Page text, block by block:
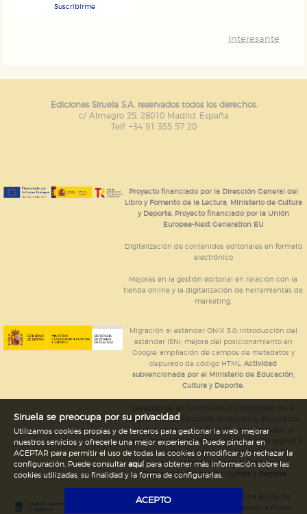
Suscribirme
Interesante
Ediciones Siruela S.A. reservados todos los derechos.
c/ Almagro 25. 28010 Madrid. España
Telf. +34 91 355 57 20
Proyecto financiado por la Dirección General del
Libro y Fomento de la Lectura, Ministerio de Cultura
y Deporte. Proyecto financiado por la Unión
Europea-Next Generation EU
Digitalización de contenidos editoriales en formato
electrónico
Mejoras en la gestión editorial en relación con la
tienda online y la digitalización de herramientas de
marketing.
Migración al estándar ONIX 3.0; introducción del
estándar ISNI; mejora del posicionamiento en
Google; ampliación de campos de metadatos y
depurado de código HTML.Actividad
subvencionada por el Ministerio de Educación,
Cultura y Deporte.
página web de ediciones Siruela para dispositivos
móviles en todos sus formatos para impulsar la
comercialización de contenidos culturales legales e
implementación de los recursos tecnológicos
necesarios.Actividad subvencionada por el
Ministerio de Educación, Cultura y Deporte.
Ediciones Siruela ha percibido una ayuda del
Siruela se preocupa por su privacidad
Utilizamos cookies propias y de terceros para gestionar la web, mejorar
nuestros servicios y ofrecerle una mejor experiencia. Puede pinchar en
ACEPTAR para permitir el uso de todas las cookies o modificar y/o rechazar la
configuración. Puede consultar aquípara obtener más información sobre las
cookies utilizadas, su finalidad y la forma de configurarlas.
ACEPTO